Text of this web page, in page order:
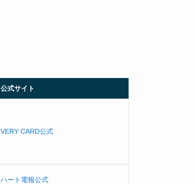
公式サイト
VERY CARD公式
ハート電報公式